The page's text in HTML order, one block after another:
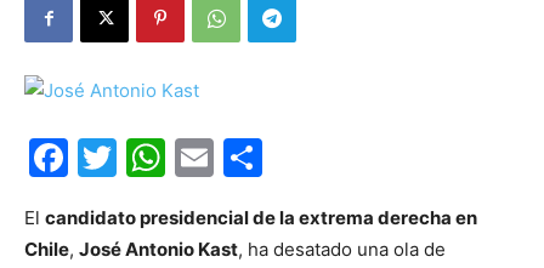
Facebook
Twitter
WhatsApp
Email
El candidato presidencial de la extrema derecha en
Chile, José Antonio Kast, ha desatado una ola de